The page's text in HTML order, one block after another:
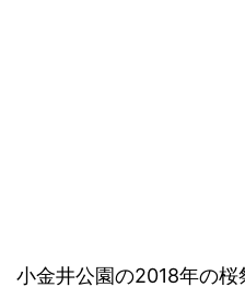
小金井公園の2018年の桜